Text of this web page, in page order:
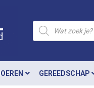
Producten
zoeken
GEREEDSCHAP